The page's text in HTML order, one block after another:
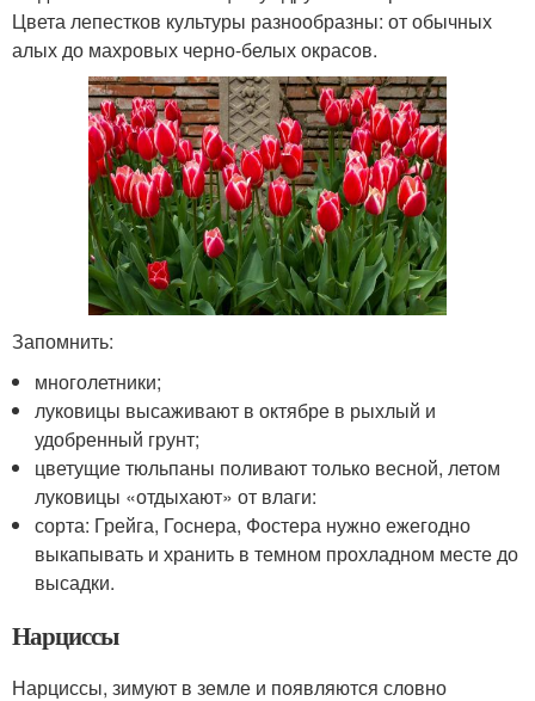
Цвета лепестков культуры разнообразны: от обычных
алых до махровых черно-белых окрасов.
Запомнить:
многолетники;
луковицы высаживают в октябре в рыхлый и
удобренный грунт;
цветущие тюльпаны поливают только весной, летом
луковицы «отдыхают» от влаги:
сорта: Грейга, Госнера, Фостера нужно ежегодно
выкапывать и хранить в темном прохладном месте до
высадки.
Нарциссы
Нарциссы, зимуют в земле и появляются словно